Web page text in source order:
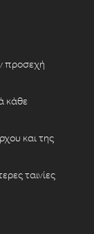
προσεχή
κάθε
και της
ταινίες